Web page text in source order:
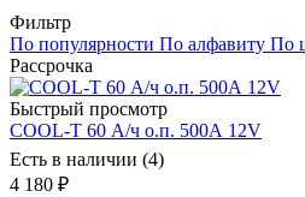
Фильтр
По популярности По алфавиту По
Рассрочка
Быстрый просмотр
COOL-T 60 А/ч о.п. 500А 12V
Есть в наличии (4)
4 180 ₽